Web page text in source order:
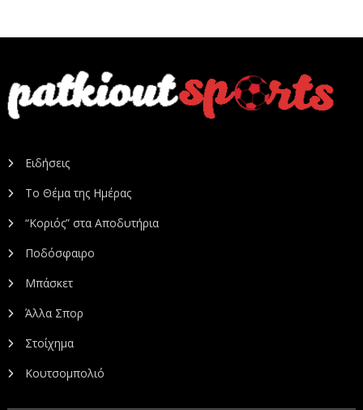
Ειδήσεις
Το Θέμα της Ημέρας
“Κοριός” στα Αποδυτήρια
Ποδόσφαιρο
Μπάσκετ
Άλλα Σπορ
Στοίχημα
Κουτσομπολιό